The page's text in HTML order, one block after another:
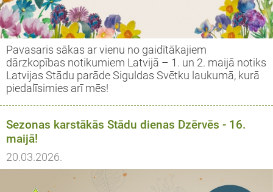
Pavasaris sākas ar vienu no gaidītākajiem
dārzkopības notikumiem Latvijā – 1. un 2. maijā notiks
Latvijas Stādu parāde Siguldas Svētku laukumā, kurā
piedalīsimies arī mēs!
Sezonas karstākās Stādu dienas Dzērvēs - 16.
maijā!
20.03.2026.